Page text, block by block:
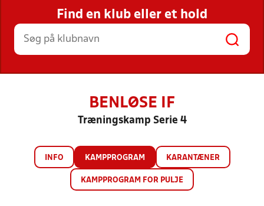
STILLINGER, RESULTATER, KLUBBER OG
HOLD
Find en klub eller et hold
BENLØSE IF
Træningskamp Serie 4
INFO KAMPPROGRAM KARANTÆNER
KAMPPROGRAM FOR PULJE